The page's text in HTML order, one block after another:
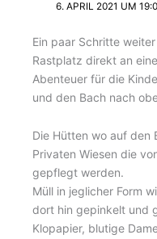
6. APRIL 2021 UM
Ein paar Schritte
Rastplatz direkt an
Abenteuer für die
und den Bach nach
Die Hütten wo auf den
Privaten Wiesen die
gepflegt werden.
Müll in jeglicher Form
dort hin gepinkelt und
Klopapier, blutige